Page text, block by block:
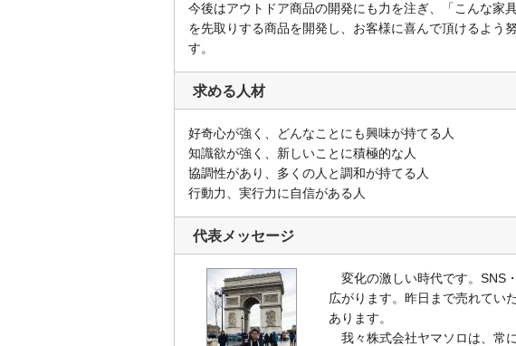
今後はアウトドア商品の開発にも力を注ぎ、「こんな家
を先取りする商品を開発し、お客様に喜んで頂けるよう
す。
求める人材
好奇心が強く、どんなことにも興味が持てる人
知識欲が強く、新しいことに積極的な人
協調性があり、多くの人と調和が持てる人
行動力、実行力に自信がある人
代表メッセージ
変化の激しい時代です。SNS
広がります。昨日まで売れてい
あります。
我々株式会社ヤマソロは、常